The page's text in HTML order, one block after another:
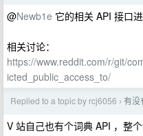
@Newb1e 它的相关 API 接口
相关讨论：
https://www.reddit.com/r/git/
icted_public_access_to/
Replied to a topic by rcj6056 › 有没
V 站自己也有个词典 API ，整